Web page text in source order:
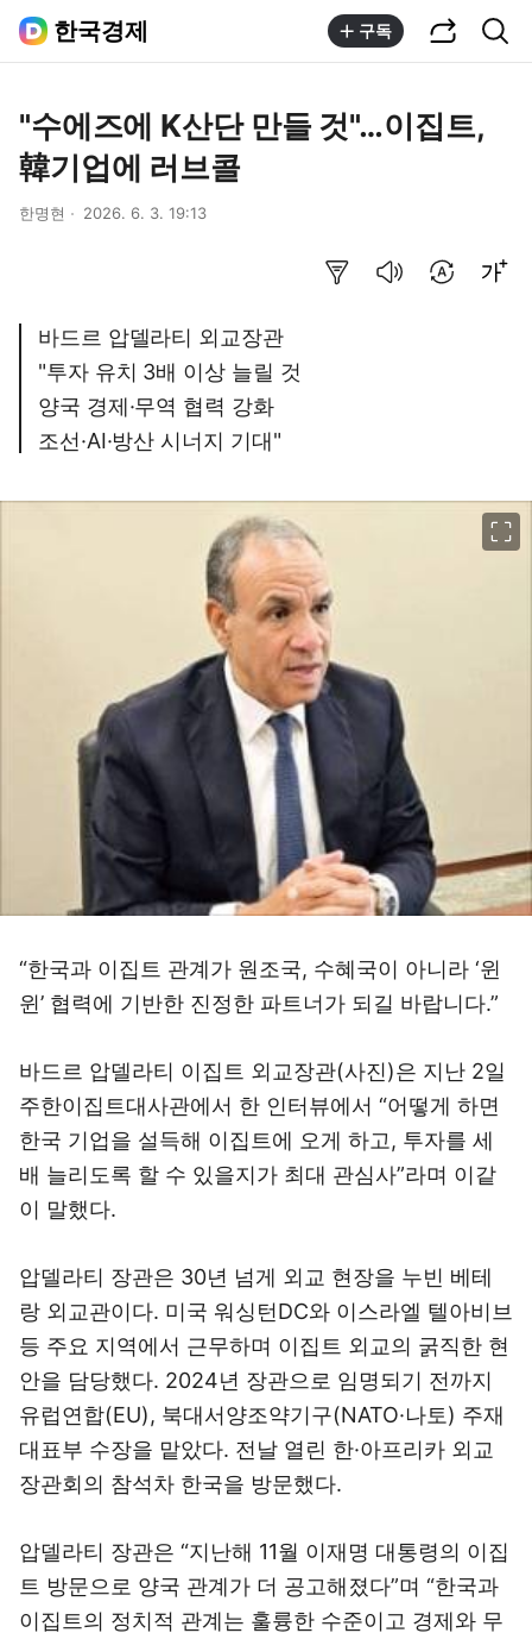
한국경제 구독
"수에즈에 K산단 만들 것"…이집트,
韓기업에 러브콜
한명현 2026. 6. 3. 19:13
바드르 압델라티 외교장관
"투자 유치 3배 이상 늘릴 것
양국 경제·무역 협력 강화
조선·AI·방산 시너지 기대"
“한국과 이집트 관계가 원조국, 수혜국이 아니라 ‘윈
윈’ 협력에 기반한 진정한 파트너가 되길 바랍니다.”
바드르 압델라티 이집트 외교장관(사진)은 지난 2일
주한이집트대사관에서 한 인터뷰에서 “어떻게 하면
한국 기업을 설득해 이집트에 오게 하고, 투자를 세
배 늘리도록 할 수 있을지가 최대 관심사”라며 이같
이 말했다.
압델라티 장관은 30년 넘게 외교 현장을 누빈 베테
랑 외교관이다. 미국 워싱턴DC와 이스라엘 텔아비브
등 주요 지역에서 근무하며 이집트 외교의 굵직한 현
안을 담당했다. 2024년 장관으로 임명되기 전까지
유럽연합(EU), 북대서양조약기구(NATO·나토) 주재
대표부 수장을 맡았다. 전날 열린 한·아프리카 외교
장관회의 참석차 한국을 방문했다.
압델라티 장관은 “지난해 11월 이재명 대통령의 이집
트 방문으로 양국 관계가 더 공고해졌다”며 “한국과
이집트의 정치적 관계는 훌륭한 수준이고 경제와 무